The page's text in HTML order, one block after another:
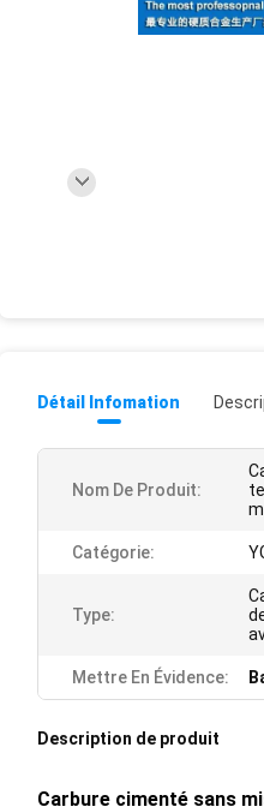
Détail Infomation
Nom De Produit:
Catégorie:
Type:
Mettre En Évidence:
Description de produit
Carbure cimenté sans